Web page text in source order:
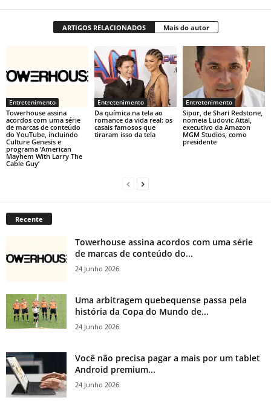
ARTIGOS RELACIONADOS Mais do autor
Entretenimento
Towerhouse assina
acordos com uma série
de marcas de conteúdo
do YouTube, incluindo
Culture Genesis e
programa ‘American
Mayhem With Larry The
Cable Guy’
Entretenimento
Da química na tela ao
romance da vida real: os
casais famosos que
tiraram isso da tela
Entretenimento
Sipur, de Shari Redstone,
nomeia Ludovic Attal,
executivo da Amazon
MGM Studios, como
presidente
Recente
Towerhouse assina acordos com uma série
de marcas de conteúdo do...
24 Junho 2026
Uma arbitragem quebequense passa pela
história da Copa do Mundo de...
24 Junho 2026
Você não precisa pagar a mais por um tablet
Android premium...
24 Junho 2026